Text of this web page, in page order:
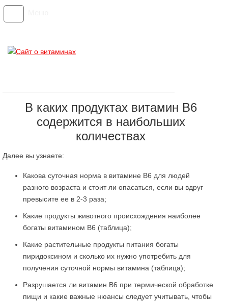
В каких продуктах витамин В6
содержится в наибольших
количествах
Далее вы узнаете:
Какова суточная норма в витамине В6 для людей
разного возраста и стоит ли опасаться, если вы вдруг
превысите ее в 2-3 раза;
Какие продукты животного происхождения наиболее
богаты витамином В6 (таблица);
Какие растительные продукты питания богаты
пиридоксином и сколько их нужно употребить для
получения суточной нормы витамина (таблица);
Разрушается ли витамин В6 при термической обработке
пищи и какие важные нюансы следует учитывать, чтобы